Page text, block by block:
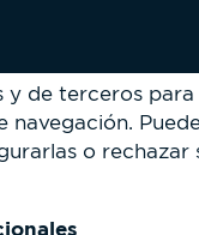
y de terceros
navegación.
o rechazar